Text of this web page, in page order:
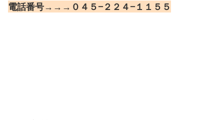
電話番号→→→０４５−２２４−１１５５